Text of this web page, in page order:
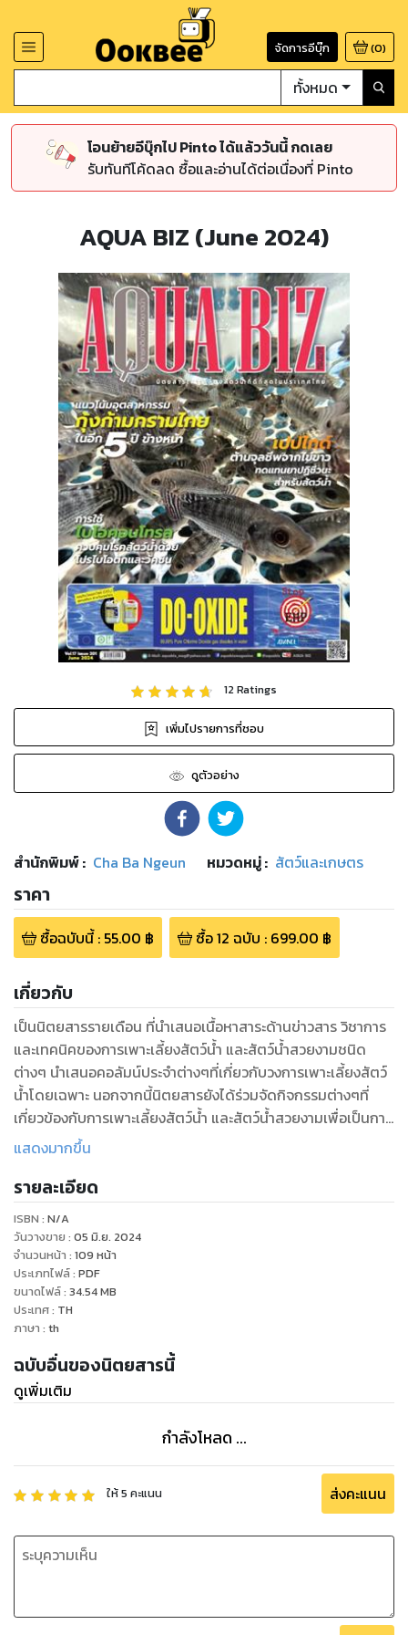
จัดการอีบุ๊ก (0)
ทั้งหมด
โอนย้ายอีบุ๊กไป Pinto ได้แล้ววันนี้ กดเลย
รับทันทีโค้ดลด ซื้อและอ่านได้ต่อเนื่องที่ Pinto
AQUA BIZ (June 2024)
12Ratings
เพิ่มไปรายการที่ชอบ
ดูตัวอย่าง
สำนักพิมพ์: Cha Ba Ngeun หมวดหมู่: สัตว์และเกษตร
ราคา
ซื้อฉบับนี้: 55.00 ฿ ซื้อ12 ฉบับ : 699.00 ฿
เกี่ยวกับ
เป็นนิตยสารรายเดือน ที่นำเสนอเนื้อหาสาระด้านข่าวสาร วิชาการ
และเทคนิคของการเพาะเลี้ยงสัตว์น้ำ และสัตว์น้ำสวยงามชนิด
ต่างๆ นำเสนอคอลัมน์ประจำต่างๆที่เกี่ยวกับวงการเพาะเลี้ยงสัตว์
น้ำโดยเฉพาะ นอกจากนี้นิตยสารยังได้ร่วมจัดกิจกรรมต่างๆที่
เกี่ยวข้องกับการเพาะเลี้ยงสัตว์น้ำ และสัตว์น้ำสวยงามเพื่อเป็นการ
ประชาสัมพันธ์ให้เป็นที่รู้จักกันอย่างแพร่หลาย
แสดงมากขึ้น
รายละเอียด
ISBN : N/A
วันวางขาย : 05 มิ.ย. 2024
จำนวนหน้า : 109 หน้า
ประเภทไฟล์: PDF
ขนาดไฟล์: 34.54MB
ประเทศ: TH
ภาษา : th
ฉบับอื่นของนิตยสารนี้
ดูเพิ่มเติม
กำลังโหลด ...
ให้5 คะแนน ส่งคะแนน